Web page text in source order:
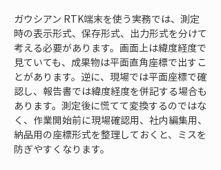
ガウシアン RTK端末を使う実務では、測定
時の表示形式、保存形式、出力形式を分けて
考える必要があります。画面上は緯度経度で
見ていても、成果物は平面直角座標で出すこ
とがあります。逆に、現場では平面座標で確
認し、報告書では緯度経度を併記する場合も
あります。測定後に慌てて変換するのではな
く、作業開始前に現場確認用、社内編集用、
納品用の座標形式を整理しておくと、ミスを
防ぎやすくなります。